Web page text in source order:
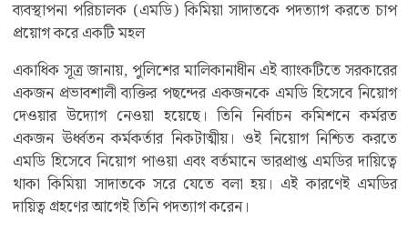
ব্যবস্থাপনা পরিচালক (এমডি) কিমিয়া সাদাতকে পদত্যাগ করতে চাপ
প্রয়োগ করে একটি মহল
একাধিক সূত্র জানায়, পুলিশের মালিকানাধীন এই ব্যাংকটিতে সরকারের
একজন প্রভাবশালী ব্যক্তির পছন্দের একজনকে এমডি হিসেবে নিয়োগ
দেওয়ার উদ্যোগ নেওয়া হয়েছে। তিনি নির্বাচন কমিশনে কর্মরত
একজন ঊর্ধ্বতন কর্মকর্তার নিকটাত্মীয়। ওই নিয়োগ নিশ্চিত করতে
এমডি হিসেবে নিয়োগ পাওয়া এবং বর্তমানে ভারপ্রাপ্ত এমডির দায়িত্বে
থাকা কিমিয়া সাদাতকে সরে যেতে বলা হয়। এই কারণেই এমডির
দায়িত্ব গ্রহণের আগেই তিনি পদত্যাগ করেন।